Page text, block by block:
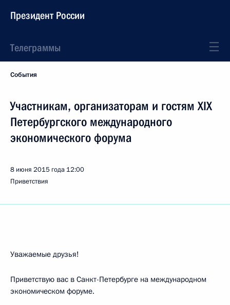
Президент России
Телеграммы
События
Участникам, организаторам и гостям XIX
Петербургского международного
экономического форума
8 июня 2015 года 12:00
Приветствия
Уважаемые друзья!
Приветствую вас в Санкт-Петербурге на международном
экономическом форуме.